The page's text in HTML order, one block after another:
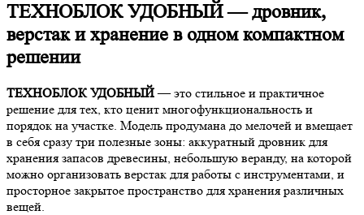
ТЕХНОБЛОК УДОБНЫЙ — дровник,
верстак и хранение в одном компактном
решении
ТЕХНОБЛОК УДОБНЫЙ— это стильное и практичное
решение для тех, кто ценит многофункциональность и
порядок на участке. Модель продумана до мелочей и вмещает
в себя сразу три полезные зоны: аккуратный дровник для
хранения запасов древесины, небольшую веранду, на которой
можно организовать верстак для работы с инструментами, и
просторное закрытое пространство для хранения различных
вещей.